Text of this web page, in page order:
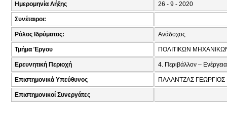
Ημερομηνία Λήξης 26 - 9 - 2020
Συνέταιροι:
Ρόλος Ιδρύματος: Ανάδοχος
Τμήμα Έργου ΠΟΛΙΤΙΚΩΝ
Ερευνητική Περιοχή 4. Περιβάλλον – Ενέργεια
Επιστημονικά Υπεύθυνος ΠΑΛΑΝΤΖΑΣ ΓΕΩΡΓΙΟΣ
Επιστημονικοί Συνεργάτες